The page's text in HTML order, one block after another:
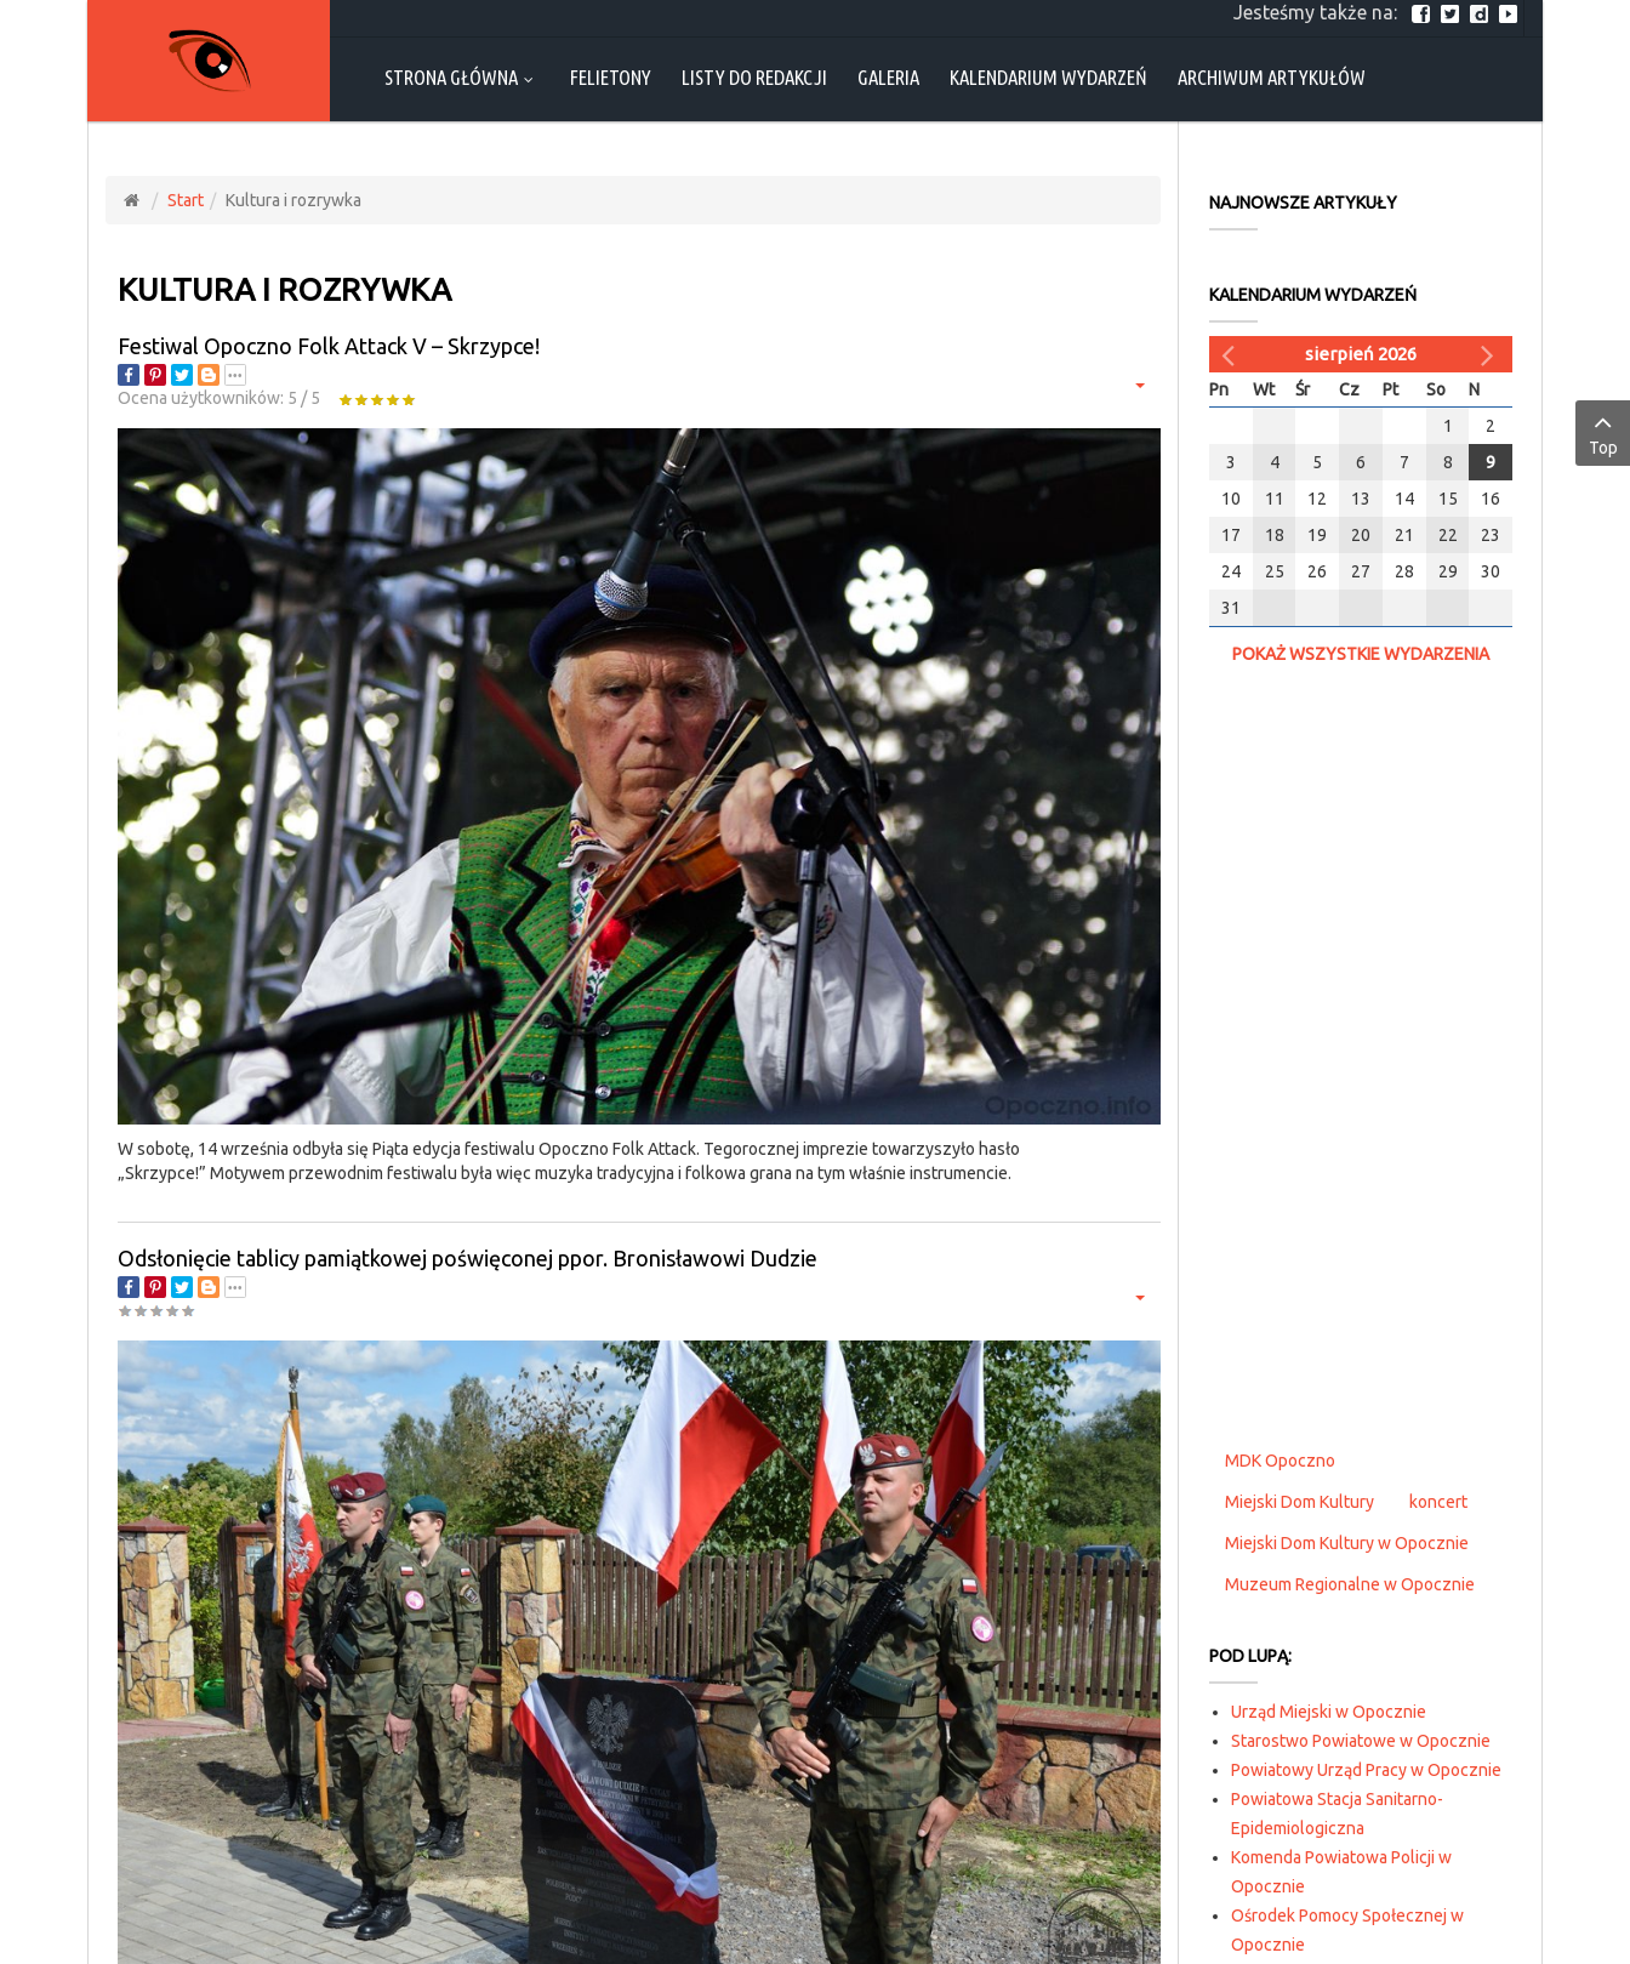
Jesteśmy także na:
STRONA GŁÓWNA FELIETONY LISTY DO REDAKCJI GALERIA KALENDARIUM WYDARZEŃ ARCHIWUM ARTYKUŁÓW
Start Kultura i rozrywka
KULTURA I ROZRYWKA
Festiwal Opoczno Folk Attack V – Skrzypce!
Ocena użytkowników: 5 /5
W sobotę, 14 września odbyła się Piąta edycja festiwalu Opoczno Folk Attack. Tegorocznej imprezie towarzyszyło hasło
„Skrzypce!” Motywem przewodnim festiwalu była więc muzyka tradycyjna i folkowa grana na tym właśnie instrumencie.
Odsłonięcie tablicy pamiątkowej poświęconej ppor. Bronisławowi Dudzie
NAJNOWSZE ARTYKUŁY
KALENDARIUM WYDARZEŃ
sierpień 2026
Pn Wt Śr Cz Pt So
N
1
2
3
4 5 6 7 8
9
10
11 12 13 14 15
16
17
18 19 20 21 22
23
24
25 26 27 28 29
30
31
POKAŻ WSZYSTKIE WYDARZENIA
MDK Opoczno
Miejski Dom Kultury koncert
Miejski Dom Kultury w Opocznie
Muzeum Regionalne w Opocznie
POD LUPĄ:
Urząd Miejski w Opocznie
Starostwo Powiatowe w Opocznie
Powiatowy Urząd Pracy w Opocznie
Powiatowa Stacja Sanitarno-
Epidemiologiczna
Komenda Powiatowa Policji w
Opocznie
Ośrodek Pomocy Społecznej w
Opocznie
Top